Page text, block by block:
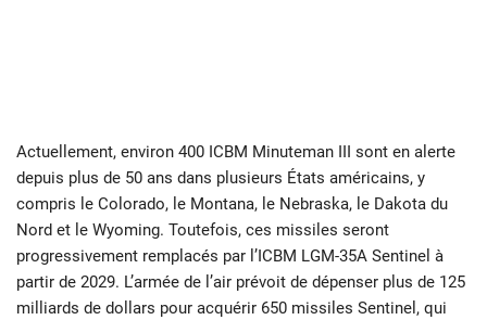
Actuellement, environ 400 ICBM Minuteman III sont en alerte
depuis plus de 50 ans dans plusieurs États américains, y
compris le Colorado, le Montana, le Nebraska, le Dakota du
Nord et le Wyoming. Toutefois, ces missiles seront
progressivement remplacés par l’ICBM LGM-35A Sentinel à
partir de 2029. L’armée de l’air prévoit de dépenser plus de 125
milliards de dollars pour acquérir 650 missiles Sentinel, qui